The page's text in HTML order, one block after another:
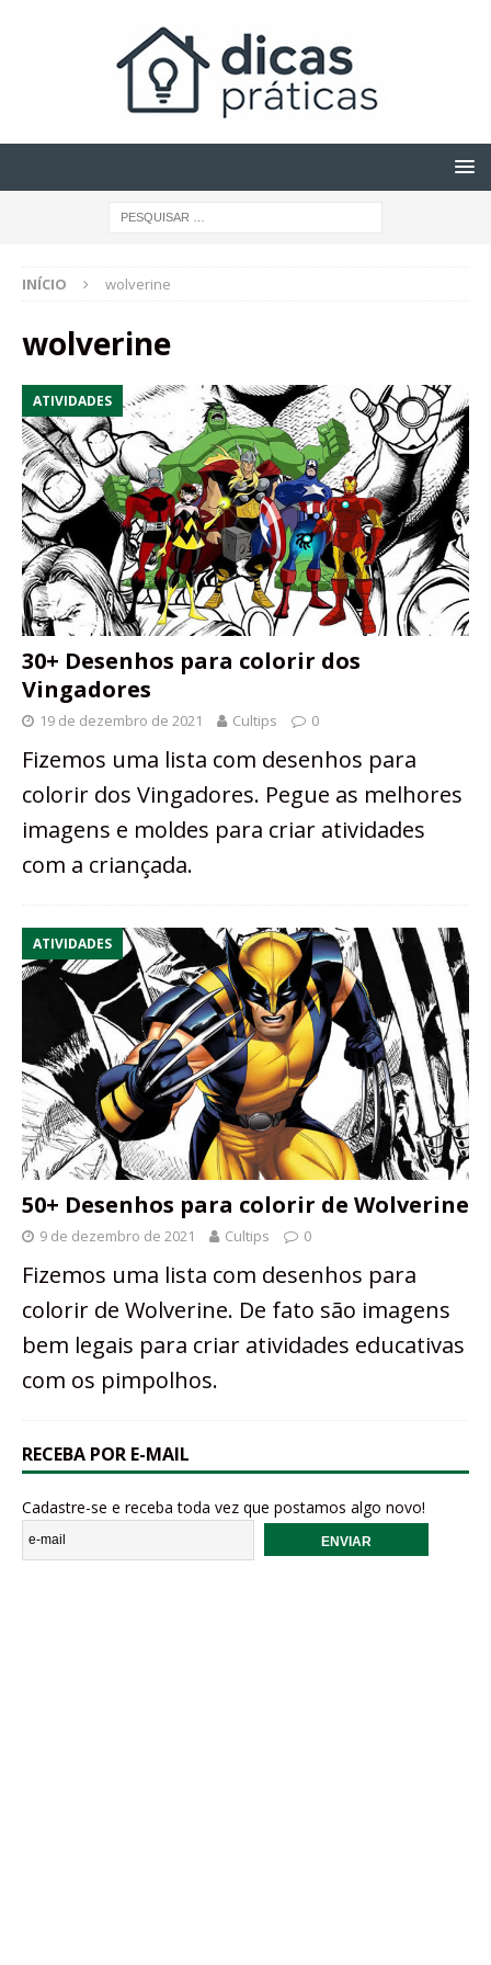
INÍCIO wolverine
wolverine
ATIVIDADES
30+ Desenhos para colorir dos
Vingadores
19 de dezembro de 2021 Cultips 0
Fizemos uma lista com desenhos para
colorir dos Vingadores. Pegue as melhores
imagens e moldes para criar atividades
com a criançada.
ATIVIDADES
50+ Desenhos para colorir de Wolverine
9 de dezembro de 2021 Cultips 0
Fizemos uma lista com desenhos para
colorir de Wolverine. De fato são imagens
bem legais para criar atividades educativas
com os pimpolhos.
RECEBA POR E-MAIL
Cadastre-se e receba toda vez que postamos algo novo!